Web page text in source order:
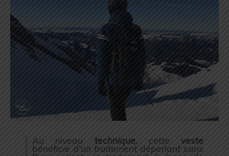
Au niveau technique, cette veste
bénéficie d’un traitement déperlant sans